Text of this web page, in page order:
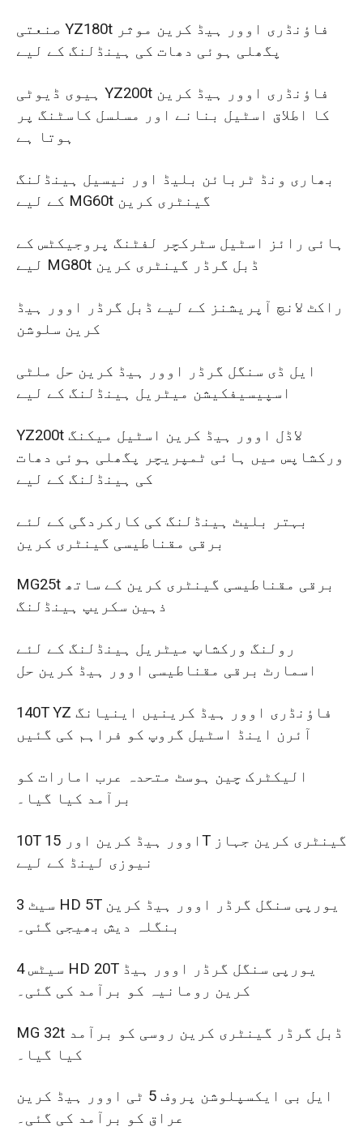
صنعتی YZ180t فاؤنڈری اوور ہیڈ کرین موثر
پگھلی ہوئی دھات کی ہینڈلنگ کے لیے
ہیوی ڈیوٹی YZ200t فاؤنڈری اوور ہیڈ کرین
کا اطلاق اسٹیل بنانے اور مسلسل کاسٹنگ پر
ہوتا ہے
بھاری ونڈ ٹربائن بلیڈ اور نیسیل ہینڈلنگ
کے لیے MG60t گینٹری کرین
ہائی رائز اسٹیل سٹرکچر لفٹنگ پروجیکٹس کے
لیے MG80t ڈبل گرڈر گینٹری کرین
راکٹ لانچ آپریشنز کے لیے ڈبل گرڈر اوور ہیڈ
کرین سلوشن
ایل ڈی سنگل گرڈر اوور ہیڈ کرین حل ملٹی
اسپیسیفکیشن میٹریل ہینڈلنگ کے لیے
YZ200t لاڈل اوور ہیڈ کرین اسٹیل میکنگ
ورکشاپس میں ہائی ٹمپریچر پگھلی ہوئی دھات
کی ہینڈلنگ کے لیے
بہتر بلیٹ ہینڈلنگ کی کارکردگی کے لئے
برقی مقناطیسی گینٹری کرین
MG25t برقی مقناطیسی گینٹری کرین کے ساتھ
ذہین سکریپ ہینڈلنگ
رولنگ ورکشاپ میٹریل ہینڈلنگ کے لئے
اسمارٹ برقی مقناطیسی اوور ہیڈ کرین حل
140T YZ فاؤنڈری اوور ہیڈ کرینیں اینیانگ
آئرن اینڈ اسٹیل گروپ کو فراہم کی گئیں
الیکٹرک چین ہوسٹ متحدہ عرب امارات کو
برآمد کیا گیا۔
10T اوور ہیڈ کرین اور 15T گینٹری کرین جہاز
نیوزی لینڈ کے لیے
3 سیٹ HD 5T یورپی سنگل گرڈر اوور ہیڈ کرین
بنگلہ دیش بھیجی گئی۔
4 سیٹس HD 20T یورپی سنگل گرڈر اوور ہیڈ
کرین رومانیہ کو برآمد کی گئی۔
MG 32t ڈبل گرڈر گینٹری کرین روسی کو برآمد
کیا گیا۔
ایل بی ایکسپلوشن پروف 5 ٹی اوور ہیڈ کرین
عراق کو برآمد کی گئی۔